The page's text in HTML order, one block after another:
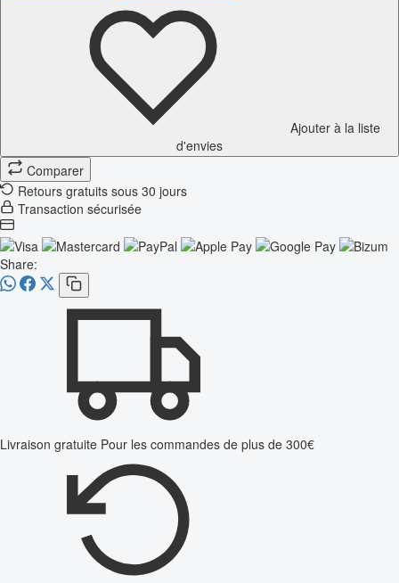
Ajouter à la liste
d'envies
Comparer
Retours gratuits sous 30 jours
Transaction sécurisée
Share:
Livraison gratuite Pour les commandes de plus de 300€